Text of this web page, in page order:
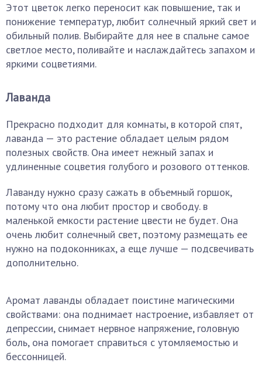
Этот цветок легко переносит как повышение, так и
понижение температур, любит солнечный яркий свет и
обильный полив. Выбирайте для нее в спальне самое
светлое место, поливайте и наслаждайтесь запахом и
яркими соцветиями.
Лаванда
Прекрасно подходит для комнаты, в которой спят,
лаванда — это растение обладает целым рядом
полезных свойств. Она имеет нежный запах и
удлиненные соцветия голубого и розового оттенков.
Лаванду нужно сразу сажать в объемный горшок,
потому что она любит простор и свободу. в
маленькой емкости растение цвести не будет. Она
очень любит солнечный свет, поэтому размещать ее
нужно на подоконниках, а еще лучше — подсвечивать
дополнительно.
Аромат лаванды обладает поистине магическими
свойствами: она поднимает настроение, избавляет от
депрессии, снимает нервное напряжение, головную
боль, она помогает справиться с утомляемостью и
бессонницей.